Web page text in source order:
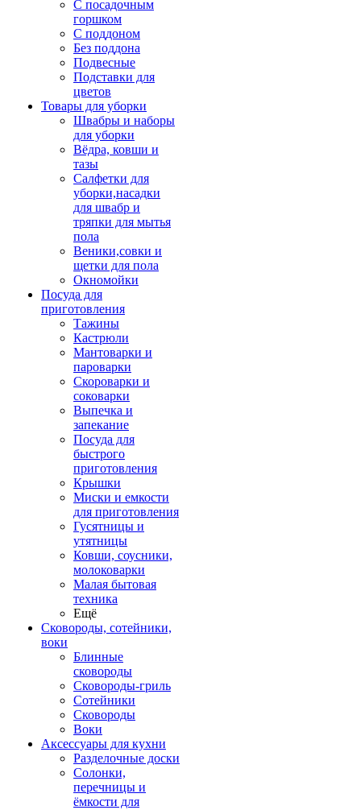
С посадочным
горшком
С поддоном
Без поддона
Подвесные
Подставки для
цветов
Товары для уборки
Швабры и наборы
для уборки
Вёдра, ковши и
тазы
Салфетки для
уборки,насадки
для швабр и
тряпки для мытья
пола
Веники,совки и
щетки для пола
Окномойки
Посуда для
приготовления
Тажины
Кастрюли
Мантоварки и
пароварки
Скороварки и
соковарки
Выпечка и
запекание
Посуда для
быстрого
приготовления
Крышки
Миски и емкости
для приготовления
Гусятницы и
утятницы
Ковши, соусники,
молоковарки
Малая бытовая
техника
Ещё
Сковороды, сотейники,
воки
Блинные
сковороды
Сковороды-гриль
Сотейники
Сковороды
Воки
Аксессуары для кухни
Разделочные доски
Солонки,
перечницы и
ёмкости для